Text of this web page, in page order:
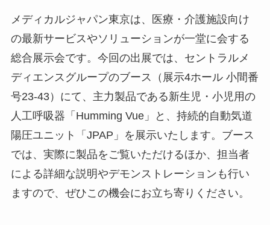
メディカルジャパン東京は、医療・介護施設向け
の最新サービスやソリューションが一堂に会する
総合展示会です。今回の出展では、セントラルメ
ディエンスグループのブース（展示4ホール 小間番
号23-43）にて、主力製品である新生児・小児用の
人工呼吸器「Humming Vue」と、持続的自動気道
陽圧ユニット「JPAP」を展示いたします。ブース
では、実際に製品をご覧いただけるほか、担当者
による詳細な説明やデモンストレーションも行い
ますので、ぜひこの機会にお立ち寄りください。